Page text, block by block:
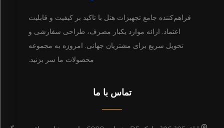
فراهم‌کننده جامع تجهیزات هتل با تاکید بر کیفیت و قابلیت
اعتماد. ارائه موارد یکبار مصرف، طراحی سفارشی و
تحویل سریع برای مشتریان جهانی. امروزه به مجموعه
محصولات ما سر بزنید.
تماس با ما